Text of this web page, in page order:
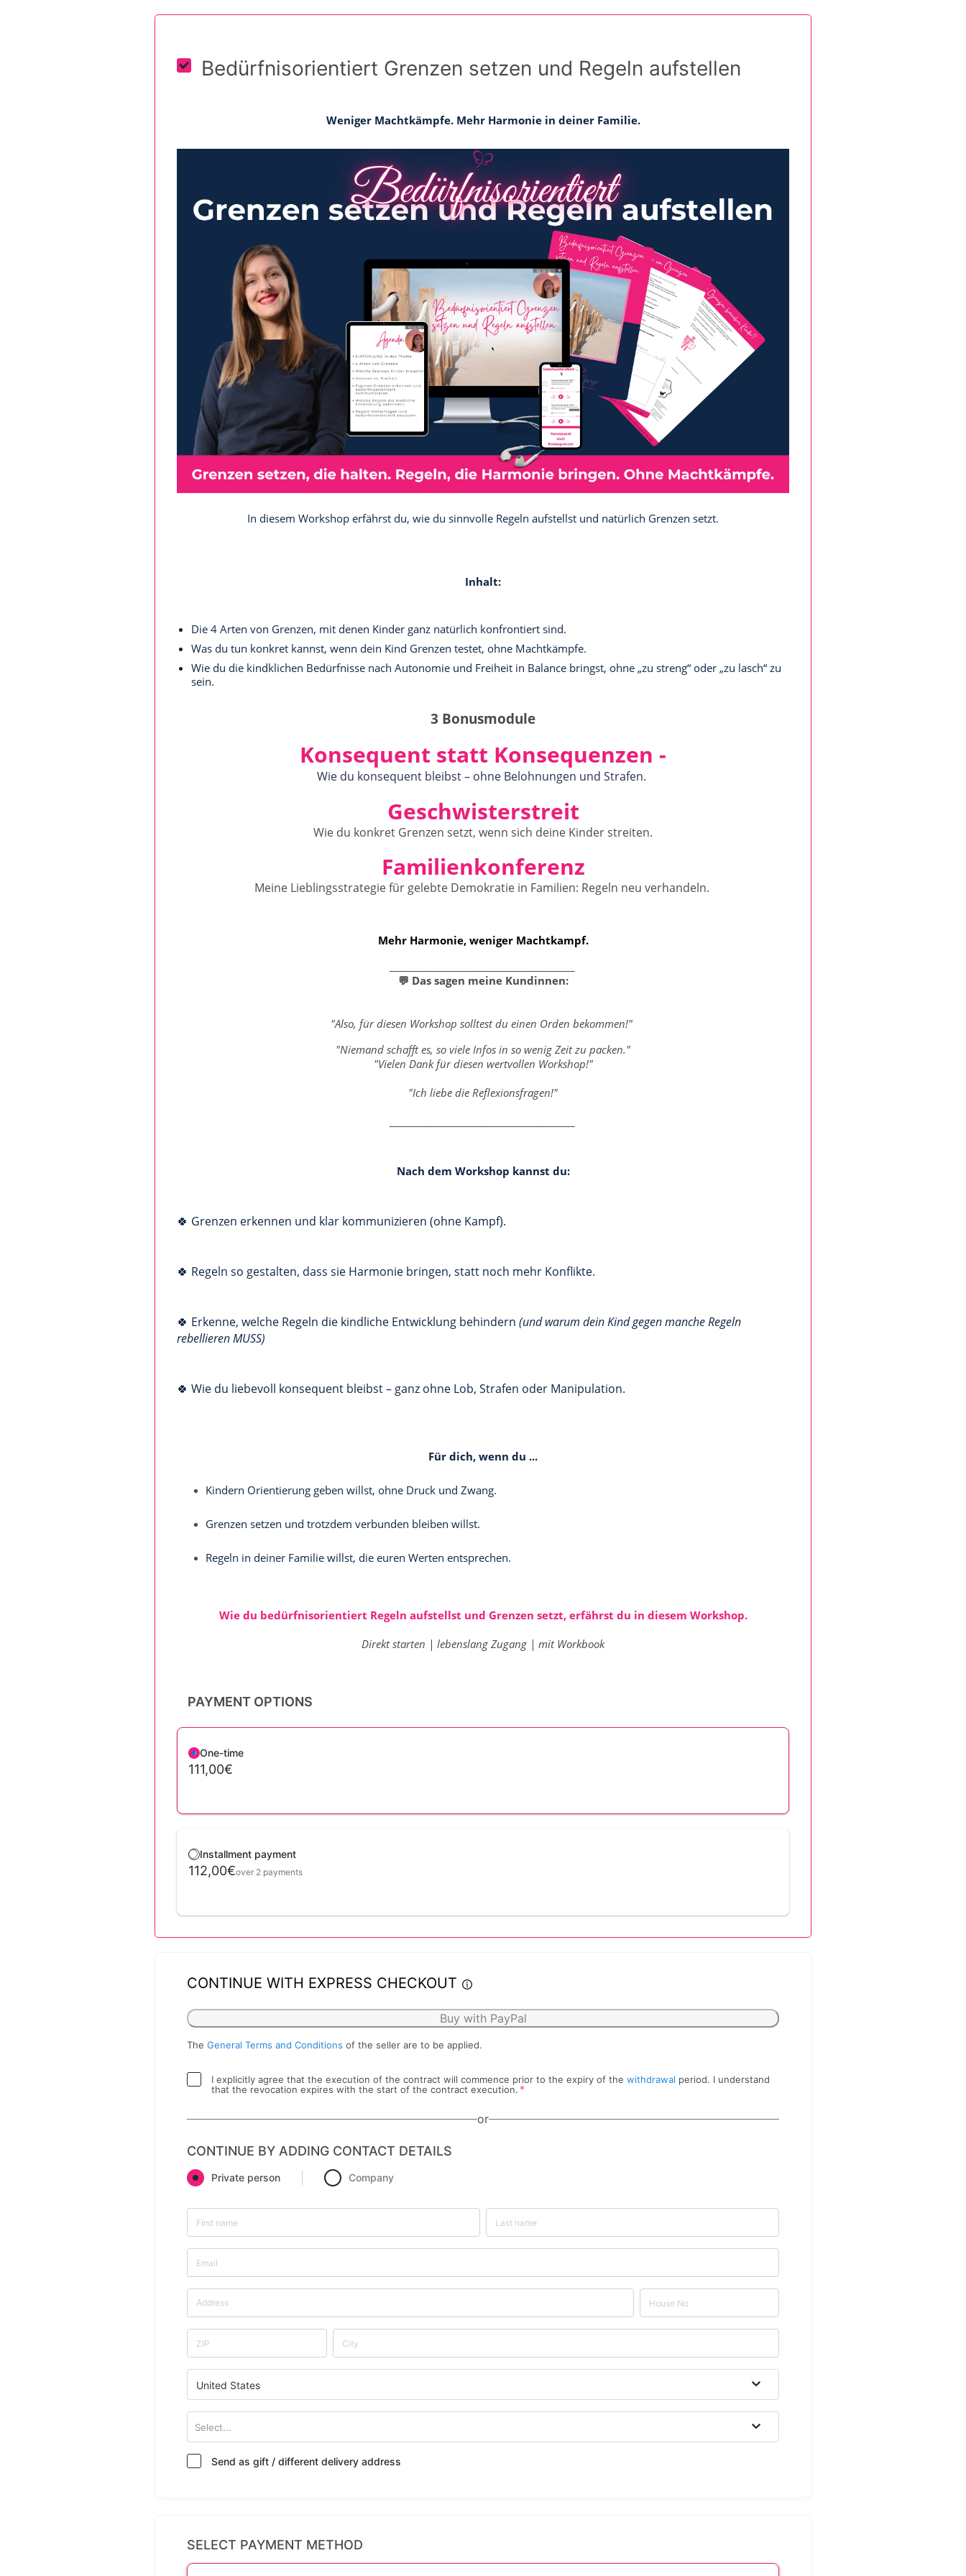
Bedürfnisorientiert Grenzen setzen und Regeln aufstellen
Weniger Machtkämpfe. Mehr Harmonie in deiner Familie.
In diesem Workshop erfährst du, wie du sinnvolle Regeln aufstellst und natürlich Grenzen setzt.
Inhalt:
Die 4 Arten von Grenzen, mit denen Kinder ganz natürlich konfrontiert sind.
Was du tun konkret kannst, wenn dein Kind Grenzen testet, ohne Machtkämpfe.
Wie du die kindklichen Bedürfnisse nach Autonomie und Freiheit in Balance bringst, ohne „zu streng“ oder „zu lasch“ zu
sein.
3 Bonusmodule
Konsequent statt Konsequenzen -
Wie du konsequent bleibst – ohne Belohnungen und Strafen.
Geschwisterstreit
Wie du konkret Grenzen setzt, wenn sich deine Kinder streiten.
Familienkonferenz
Meine Lieblingsstrategie für gelebte Demokratie in Familien: Regeln neu verhandeln.
Mehr Harmonie, weniger Machtkampf.
💬 Das sagen meine Kundinnen:
"Also, für diesen Workshop solltest du einen Orden bekommen!"
"Niemand schafft es, so viele Infos in so wenig Zeit zu packen."
"Vielen Dank für diesen wertvollen Workshop!"
"Ich liebe die Reflexionsfragen!"
Nach dem Workshop kannst du:
🍀 Grenzen erkennen und klar kommunizieren (ohne Kampf).
🍀 Regeln so gestalten, dass sie Harmonie bringen, statt noch mehr Konflikte.
🍀 Erkenne, welche Regeln die kindliche Entwicklung behindern (und warum dein Kind gegen manche Regeln
rebellieren MUSS)
🍀 Wie du liebevoll konsequent bleibst – ganz ohne Lob, Strafen oder Manipulation.
Für dich, wenn du ...
Kindern Orientierung geben willst, ohne Druck und Zwang.
Grenzen setzen und trotzdem verbunden bleiben willst.
Regeln in deiner Familie willst, die euren Werten entsprechen.
Wie du bedürfnisorientiert Regeln aufstellst und Grenzen setzt, erfährst du in diesem Workshop.
Direkt starten | lebenslang Zugang | mit Workbook
PAYMENT OPTIONS
One-time
111,00€
Installment payment
112,00€over 2 payments
CONTINUE WITH EXPRESS CHECKOUT
Buy with PayPal
The General Terms and Conditions of the seller are to be applied.
I explicitly agree that the execution of the contract will commence prior to the expiry of the withdrawal period. I understand
that the revocation expires with the start of the contract execution. *
or
CONTINUE BY ADDING CONTACT DETAILS
Private person Company
United States
Select...
Send as gift / different delivery address
SELECT PAYMENT METHOD